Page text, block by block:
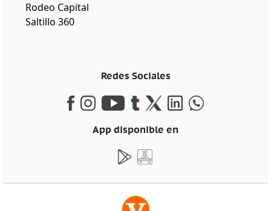
Rodeo Capital
Saltillo 360
Redes Sociales
App disponible en